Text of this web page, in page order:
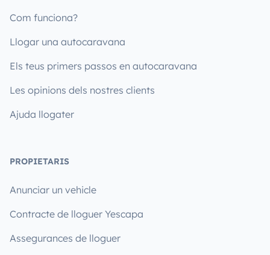
Com funciona?
Llogar una autocaravana
Els teus primers passos en autocaravana
Les opinions dels nostres clients
Ajuda llogater
PROPIETARIS
Anunciar un vehicle
Contracte de lloguer Yescapa
Assegurances de lloguer